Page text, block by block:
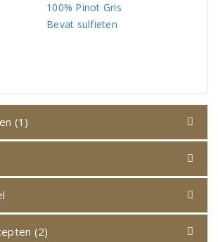
100% Pinot Gris
Bevat sulfieten
(1)
(2)